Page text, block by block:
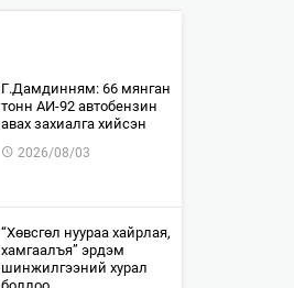
​Г.Дамдинням: 66 мянган
тонн АИ-92 автобензин
авах захиалга хийсэн
2026/08/03
“Хөвсгөл нуураа хайрлая,
хамгаалъя” эрдэм
шинжилгээний хурал